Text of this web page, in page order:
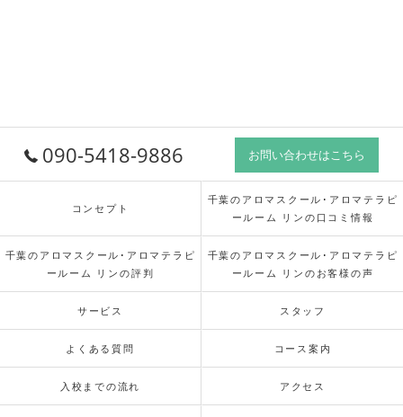
090-5418-9886 お問い合わせはこちら
コンセプト
千葉のアロマスクール･アロマテラピ
ールーム リンの口コミ情報
千葉のアロマスクール･アロマテラピ
ールーム リンの評判
千葉のアロマスクール･アロマテラピ
ールーム リンのお客様の声
サービス スタッフ
よくある質問 コース案内
入校までの流れ アクセス